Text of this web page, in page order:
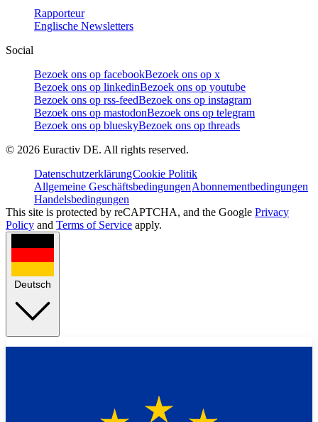
Rapporteur
Englische Newsletters
Social
Bezoek ons op facebookBezoek ons op x
Bezoek ons op linkedinBezoek ons op youtube
Bezoek ons op rss-feedBezoek ons op instagram
Bezoek ons op mastodonBezoek ons op telegram
Bezoek ons op blueskyBezoek ons op threads
© 2026 Euractiv DE. All rights reserved.
DatenschutzerklärungCookie Politik
Allgemeine GeschäftsbedingungenAbonnementbedingungen
Handelsbedingungen
This site is protected by reCAPTCHA, and the Google Privacy
Policy and Terms of Service apply.
Deutsch